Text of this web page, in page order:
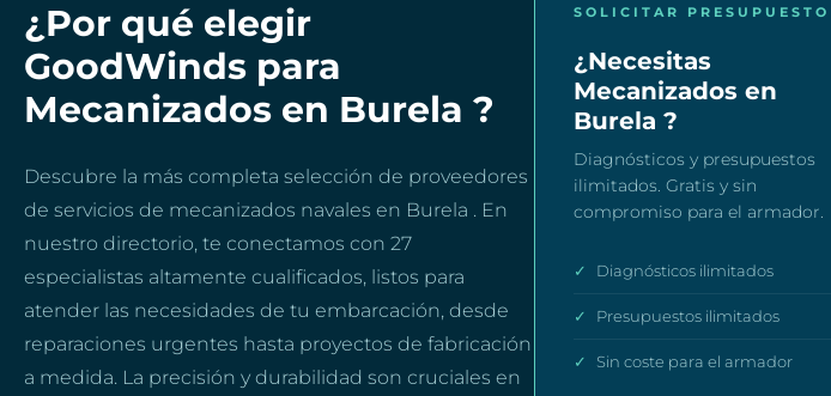
¿Por qué elegir
GoodWinds para
Mecanizados en Burela ?
Descubre la más completa selección de proveedores
de servicios de mecanizados navales en Burela . En
nuestro directorio, te conectamos con 27
especialistas altamente cualificados, listos para
atender las necesidades de tu embarcación, desde
reparaciones urgentes hasta proyectos de fabricación
a medida. La precisión y durabilidad son cruciales en
SOLICITAR PRESUPUESTO
¿Necesitas
Mecanizados en
Burela ?
Diagnósticos y presupuestos
ilimitados. Gratis y sin
compromiso para el armador.
✓ Diagnósticos ilimitados
✓ Presupuestos ilimitados
✓ Sin coste para el armador